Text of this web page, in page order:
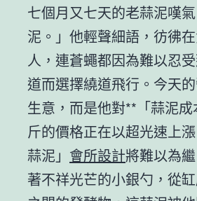
七個月又七天的老蒜泥嘆
泥。」他輕聲細語，彷彿
人，連蒼蠅都因為難以忍
道而選擇繞道飛行。今天
生意，而是他對**「蒜泥
斤的價格正在以超光速上
蒜泥」 會所設計將難以為
著不祥光芒的小銀勺，從